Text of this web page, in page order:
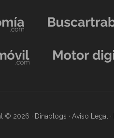
© 2026 · Dinablogs · Aviso Legal ·